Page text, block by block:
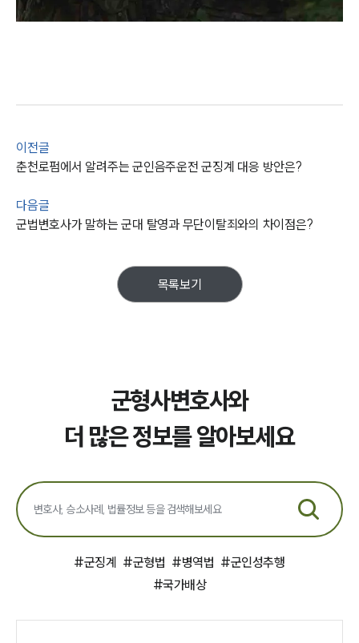
이전글
춘천로펌에서 알려주는 군인음주운전 군징계 대응 방안은?
다음글
군법변호사가 말하는 군대 탈영과 무단이탈죄와의 차이점은?
목록보기
군형사변호사와
더 많은 정보를 알아보세요
#군징계 #군형법 #병역법 #군인성추행
#국가배상